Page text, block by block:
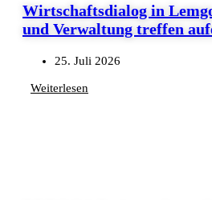
Wirtschaftsdialog in
und Verwaltung treffen
25. Juli 2026
Weiterlesen